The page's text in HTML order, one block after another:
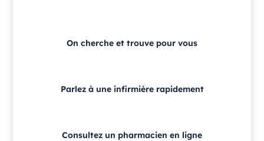
On cherche et trouve pour vous
Parlez à une infirmière rapidement
Consultez un pharmacien en ligne